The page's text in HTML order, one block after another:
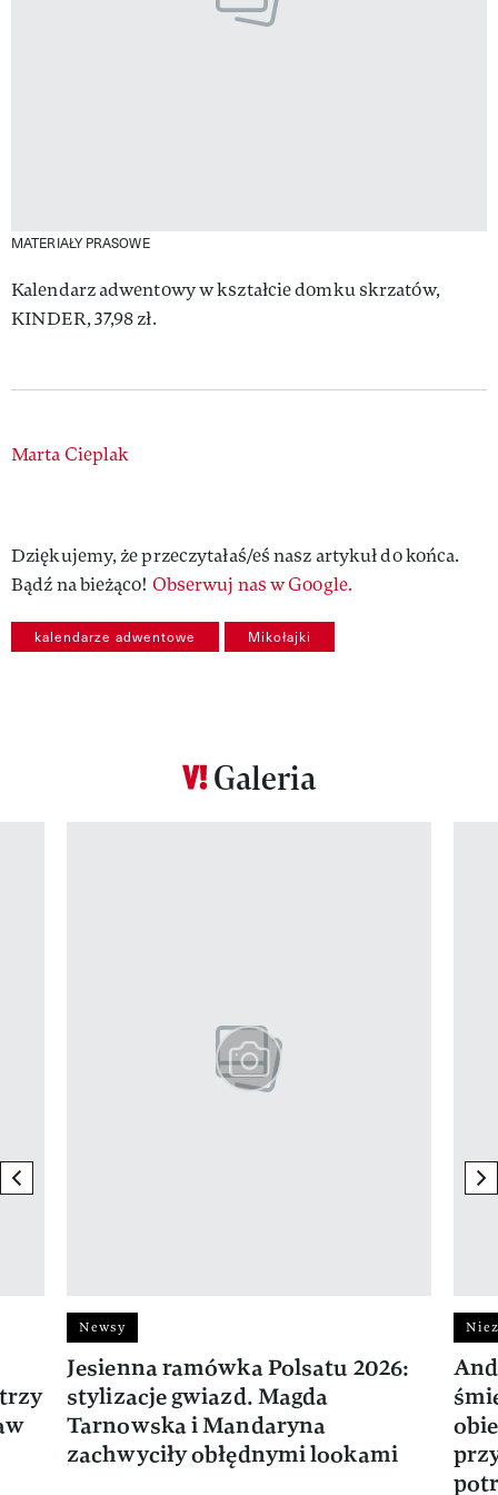
MATERIAŁY PRASOWE
Kalendarz adwentowy w kształcie domku skrzatów,
KINDER, 37,98 zł.
Authors
Marta Cieplak
Dziękujemy, że przeczytałaś/eś nasz artykuł do końca.
Bądź na bieżąco! Obserwuj nas w Google.
kalendarze adwentowe Mikołajki
Galeria
previous element
Newsy
Jesienna ramówka Polsatu 2026:
stylizacje gwiazd. Magda
Tarnowska i Mandaryna
zachwyciły obłędnymi lookami